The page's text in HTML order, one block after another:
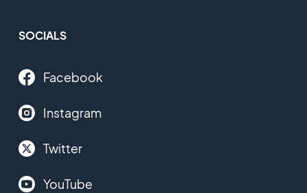
SOCIALS
Facebook
Instagram
Twitter
YouTube